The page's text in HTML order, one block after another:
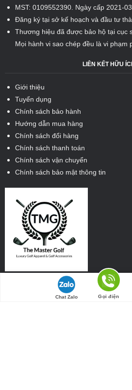
MST: 0109552390. Ngày cấp 2021-
Đăng ký tại sở kế hoạch và đầu tư
Thương hiệu đã được bảo hộ tại cục
Mọi hành vi sao chép đều là vi phạm
LIÊN KẾT HỮU
Giới thiệu
Tuyển dụng
Chính sách bảo hành
Hướng dẫn mua hàng
Chính sách đổi hàng
Chính sách thanh toán
Chính sách vận chuyển
Chính sách bảo mật thông tin
Chat Zalo Gọi điện